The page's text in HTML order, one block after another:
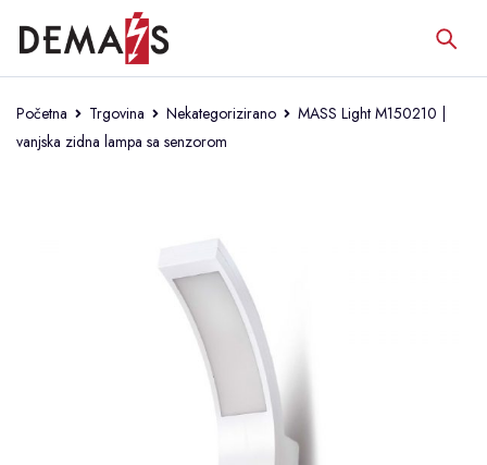
Početna Trgovina Nekategorizirano
MASS Light M150210 |
vanjska zidna lampa sa senzorom